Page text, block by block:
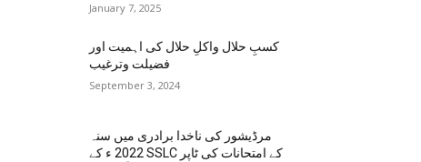
January 7, 2025
کسبِ حلال واکلِ حلال کی اہمیت اور
فضیلت وترغیب
September 3, 2024
مرڈیشور کی ناخدا برادری میں سنہ
2022 ء کے SSLC کے امتحانات کی ٹاپر